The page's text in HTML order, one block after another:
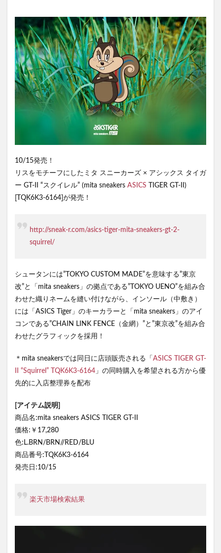
10/15発売！
リスをモチーフにしたミタ スニーカーズ × アシックス タイガ
ー GT-II “スクイレル” (mita sneakers ASICS TIGER GT-II)
[TQK6K3-6164]が発売！
http://sneak-r.com/asics-tiger-mita-sneakers-gt-2-
squirrel/
シュータンには”TOKYO CUSTOM MADE”を意味する”東京
改”と「mita sneakers」の拠点である”TOKYO UENO”を組み合
わせた織りネームを縫い付けながら、インソール（中敷き）
には「ASICS Tiger」のキーカラーと「mita sneakers」のアイ
コンである”CHAIN LINK FENCE（金網）”と”東京改”を組み合
わせたグラフィックを採用！
＊mita sneakersでは同日に店頭販売される「 ASICS TIGER GT-
II “Squirrel” TQK6K3-6164 」の同時購入を希望される方から優
先的に入店整理券を配布
[アイテム説明]
商品名:mita sneakers ASICS TIGER GT-II
価格:￥17,280
色:L.BRN/BRN//RED/BLU
商品番号:TQK6K3-6164
発売日:10/15
楽天市場検索結果